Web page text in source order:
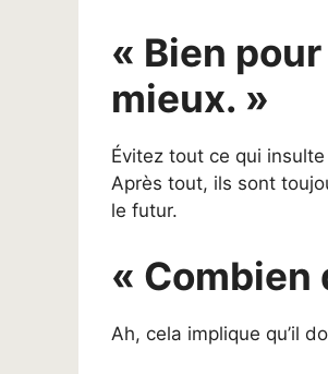
« Bien
mieux. »
Évitez tout ce qui
Après tout, ils sont
le futur.
« Combien
Ah, cela implique qu’il